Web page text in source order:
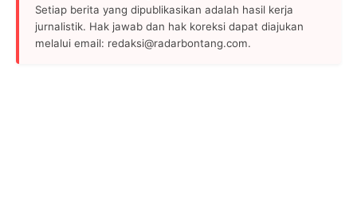
Setiap berita yang dipublikasikan adalah hasil kerja
jurnalistik. Hak jawab dan hak koreksi dapat diajukan
melalui email: redaksi@radarbontang.com.